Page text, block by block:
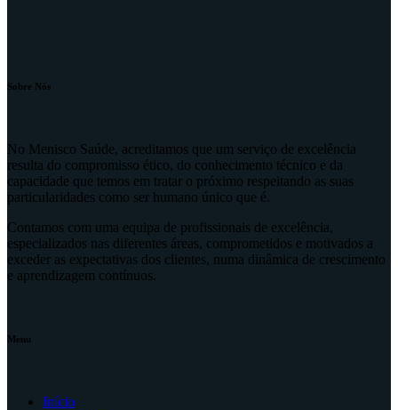
Sobre Nós
No Menisco Saúde, acreditamos que um serviço de excelência
resulta do compromisso ético, do conhecimento técnico e da
capacidade que temos em tratar o próximo respeitando as suas
particularidades como ser humano único que é.
Contamos com uma equipa de profissionais de excelência,
especializados nas diferentes áreas, comprometidos e motivados a
exceder as expectativas dos clientes, numa dinâmica de crescimento
e aprendizagem contínuos.
Menu
Início